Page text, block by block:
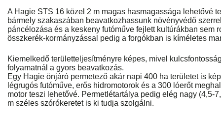
A Hagie STS 16 közel 2 m magas hasmagassága lehetővé
bármely szakaszában beavatkozhassunk növényvédő
páncélozása és a keskeny futóműve fejlett kultúrákban sem
összkerék-kormányzással pedig a forgókban is kíméletes
Kiemelkedő területteljesítményre képes, mivel
folyamatnál a gyors beavatkozás.
Egy Hagie önjáró permetező akár napi 400 ha területet is
légrugós futóműve, erős hidromotorok és a 300 lóerőt
motor teszi lehetővé. Permetlétartálya pedig elég nagy (4,5-
m széles szórókeretet is ki tudja szolgálni.